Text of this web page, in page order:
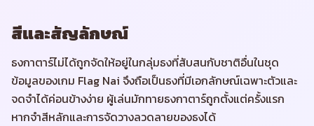
สีและสัญลักษณ์
ธงกาตาร์ไม่ได้ถูกจัดให้อยู่ในกลุ่มธงที่สับสนกับชาติอื่นในชุด
ข้อมูลของเกม Flag Nai จึงถือเป็นธงที่มีเอกลักษณ์เฉพาะตัวและ
จดจำได้ค่อนข้างง่าย ผู้เล่นมักทายธงกาตาร์ถูกตั้งแต่ครั้งแรก
หากจำสีหลักและการจัดวางลวดลายของธงได้